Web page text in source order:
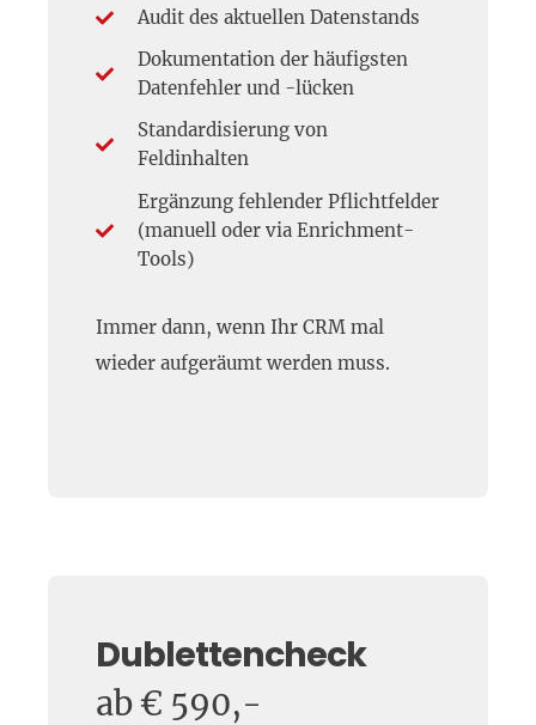
Audit des aktuellen Datenstands
Dokumentation der häufigsten
Datenfehler und -lücken
Standardisierung von
Feldinhalten
Ergänzung fehlender Pflichtfelder
(manuell oder via Enrichment-
Tools)
Immer dann, wenn Ihr CRM mal
wieder aufgeräumt werden muss.
Dublettencheck
ab € 590,-